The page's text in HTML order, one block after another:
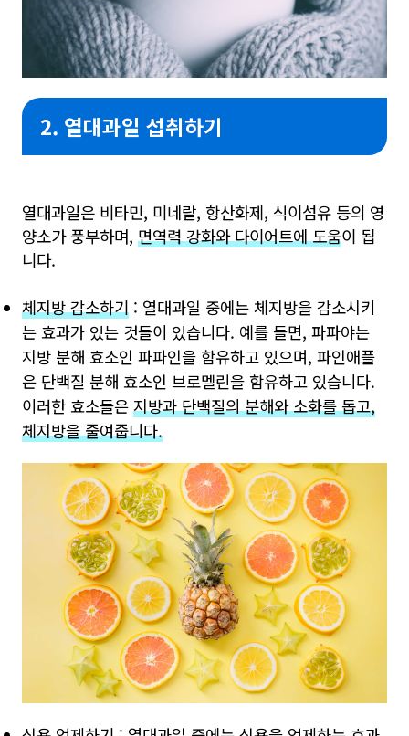
2. 열대과일 섭취하기
열대과일은 비타민, 미네랄, 항산화제, 식이섬유 등의 영
양소가 풍부하며, 면역력 강화와 다이어트에 도움이 됩
니다.
체지방 감소하기 : 열대과일 중에는 체지방을 감소시키
는 효과가 있는 것들이 있습니다. 예를 들면, 파파야는
지방 분해 효소인 파파인을 함유하고 있으며, 파인애플
은 단백질 분해 효소인 브로멜린을 함유하고 있습니다.
이러한 효소들은 지방과 단백질의 분해와 소화를 돕고,
체지방을 줄여줍니다.